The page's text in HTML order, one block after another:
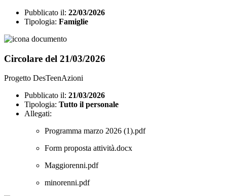
Pubblicato il: 22/03/2026
Tipologia: Famiglie
Circolare del 21/03/2026
Progetto DesTeenAzioni
Pubblicato il: 21/03/2026
Tipologia: Tutto il personale
Allegati:
Programma marzo 2026 (1).pdf
Form proposta attività.docx
Maggiorenni.pdf
minorenni.pdf